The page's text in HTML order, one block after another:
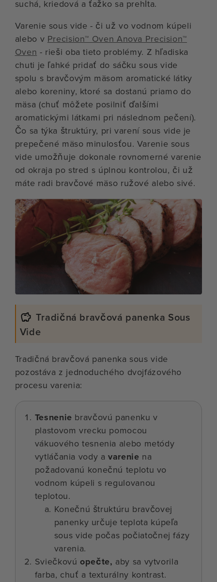
suchá, kriedová a ťažko sa prehĺta.
Varenie sous vide - či už vo vodnom kúpeli
alebo v Precision™ Oven Anova Precision™
Oven - rieši oba tieto problémy. Z hľadiska
chuti je ľahké pridať do sáčku sous vide
spolu s bravčovým mäsom aromatické látky
alebo koreniny, ktoré sa dostanú priamo do
mäsa (chuť môžete posilniť ďalšími
aromatickými látkami pri následnom pečení).
Čo sa týka štruktúry, pri varení sous vide je
prepečené mäso minulosťou. Varenie sous
vide umožňuje dokonale rovnomerné varenie
od okraja po stred s úplnou kontrolou, či už
máte radi bravčové mäso ružové alebo sivé.
Tradičná bravčová panenka Sous
Vide
Tradičná bravčová panenka sous vide
pozostáva z jednoduchého dvojfázového
procesu varenia:
Tesnenie bravčovú panenku v
plastovom vrecku pomocou
vákuového tesnenia alebo metódy
vytláčania vody avarenie na
požadovanú konečnú teplotu vo
vodnom kúpeli s regulovanou
teplotou.
Konečnú štruktúru bravčovej
panenky určuje teplota kúpeľa
sous vide počas počiatočnej fázy
varenia.
Sviečkovúopečte, aby sa vytvorila
farba, chuť a texturálny kontrast.